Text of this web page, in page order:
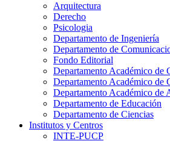
Arquitectura
Derecho
Psicologia
Departamento de Ingeniería
Departamento de
Fondo Editorial
Departamento Académico de
Departamento Académico de
Departamento Académico de
Departamento de Educación
Departamento de Ciencias
Institutos y Centros
INTE-PUCP